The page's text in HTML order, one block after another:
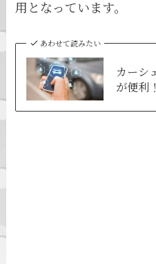
用となっています。
あわせて読みたい
カーシ
が便利